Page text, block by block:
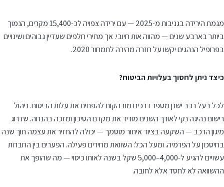
מגמת הירידה בגניבות מ-2025 — עם ירידה צפויה לכ-15,400 מקרים, הנמוך
ביותר בארבע שנים — מהווה אות חיובי. אך מחירי חלפים שעדיין גבוהים ושינויים
בפרופיל הנהגים יקשו על חזרה מהירה לתמחור 2020.
כיצד ניתן לחסוך בעלויות הביטוח?
לכל בעל רכב ישנן מספר דרכים מובהקות להפחית את עלות הביטוח. ניהול
רישום נהיגה נקי לאורך השנים מוריד את מקדם הסיכון ומזכה בהנחה. שדרוג
מיגון הרכב — השקעה בציוד איתור מוסמך — יכולה להחזיר את עצמה תוך שנה
בחיסכון על הפרמיה. ומעל הכל: השוואת מחירים פעילה. הפערים בין החברות
עשויים להגיע ל-4,000–5,000 שקל בשנה לאותו כיסוי — מה שהופך את
ההשוואה לא לחסד אלא לחובה.